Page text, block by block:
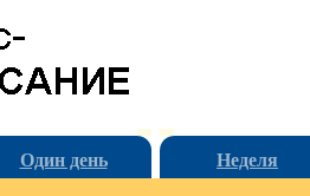
Один день Неделя